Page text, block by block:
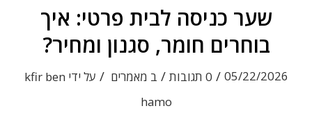
שער כניסה לבית פרטי: איך
בוחרים חומר, סגנון ומחיר?
05/22/2026
/ 0 תגובות / ב מאמרים / על ידי kfir ben
hamo